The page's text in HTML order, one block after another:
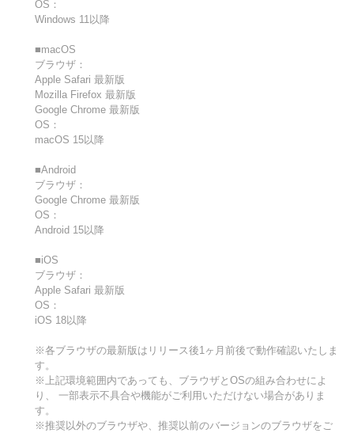
OS：
Windows 11以降
■macOS
ブラウザ：
Apple Safari 最新版
Mozilla Firefox 最新版
Google Chrome 最新版
OS：
macOS 15以降
■Android
ブラウザ：
Google Chrome 最新版
OS：
Android 15以降
■iOS
ブラウザ：
Apple Safari 最新版
OS：
iOS 18以降
※各ブラウザの最新版はリリース後1ヶ月前後で動作確認いたしま
す。
※上記環境範囲内であっても、ブラウザとOSの組み合わせによ
り、 一部表示不具合や機能がご利用いただけない場合がありま
す。
※推奨以外のブラウザや、推奨以前のバージョンのブラウザをご